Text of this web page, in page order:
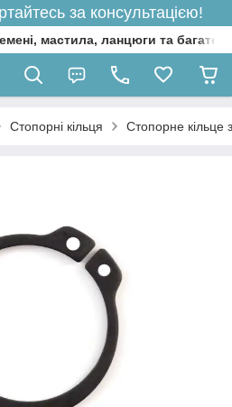
за консультацією!
мастила, ланцюги та багато
Стопорні кільця Стопорне кільце